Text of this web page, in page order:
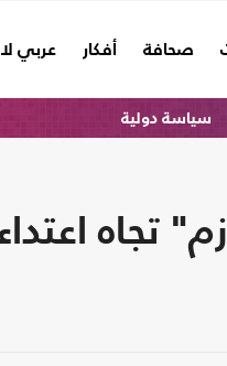
صحافة أفكار عربي
سياسة دولية